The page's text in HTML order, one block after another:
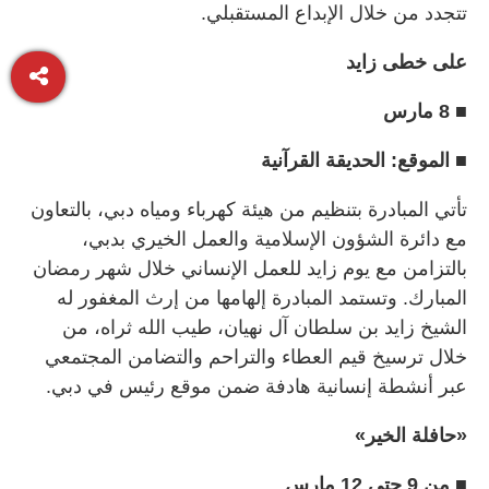
تتجدد من خلال الإبداع المستقبلي.
على خطى زايد
■ 8 مارس
■ الموقع: الحديقة القرآنية
تأتي المبادرة بتنظيم من هيئة كهرباء ومياه دبي، بالتعاون
مع دائرة الشؤون الإسلامية والعمل الخيري بدبي،
بالتزامن مع يوم زايد للعمل الإنساني خلال شهر رمضان
المبارك. وتستمد المبادرة إلهامها من إرث المغفور له
الشيخ زايد بن سلطان آل نهيان، طيب الله ثراه، من
خلال ترسيخ قيم العطاء والتراحم والتضامن المجتمعي
عبر أنشطة إنسانية هادفة ضمن موقع رئيس في دبي.
«حافلة الخير»
■ من 9 حتى 12 مارس